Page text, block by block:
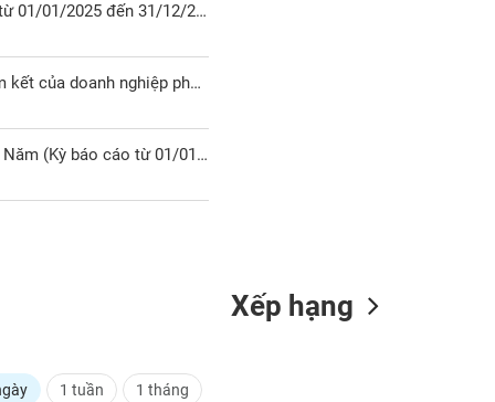
CTCP xây dựng kiến trúc AA Báo cáo tài chính Năm (Kỳ báo cáo từ 01/01/2025 đến 31/12/2025) năm 2025
CTCP xây dựng kiến trúc AA Báo cáo Tình hình thực hiện các cam kết của doanh nghiệp phát hành đối với người sở hữu trái phiếu Năm (Kỳ báo cáo từ 01/01/2025 đến 31/12/2025) năm 2025
CTCP xây dựng kiến trúc AA Báo cáo tình hình thanh toán gốc lãi Năm (Kỳ báo cáo từ 01/01/2025 đến 31/12/2025) năm 2025
1 tuần 1 tháng
Xếp hạng